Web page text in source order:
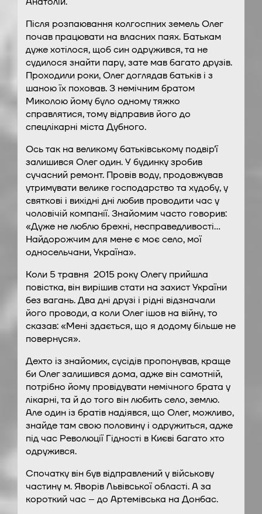
Після розпаювання колгоспних земель Олег
почав працювати на власних паях. Батькам
дуже хотілося, щоб син одружився, та не
судилося знайти пару, зате мав багато друзів.
Проходили роки, Олег доглядав батьків і з
шаною їх поховав. З немічним братом
Миколою йому було одному тяжко
справлятися, тому відправив його до
спецлікарні міста Дубного.
Ось так на великому батьківському подвір’ї
залишився Олег один. У будинку зробив
сучасний ремонт. Провів воду, продовжував
утримувати велике господарство та худобу, у
святкові і вихідні дні любив проводити час у
чоловічій компанії. Знайомим часто говорив:
«Дуже не люблю брехні, несправедливості…
Найдорожчим для мене є моє село, мої
односельчани, Україна».
Коли 5 травня 2015 року Олегу прийшла
повістка, він вирішив стати на захист України
без вагань. Два дні друзі і рідні відзначали
його проводи, а коли Олег ішов на війну, то
сказав: «Мені здається, що я додому більше не
повернуся».
Дехто із знайомих, сусідів пропонував, краще
би Олег залишився дома, адже він самотній,
потрібно йому провідувати немічного брата у
лікарні, та й до того він любить село, землю.
Але один із братів надіявся, що Олег, можливо,
знайде там свою половину і одружиться, адже
під час Революції Гідності в Києві багато хто
одружився.
Спочатку він був відправлений у військову
частину м. Яворів Львівської області. А за
короткий час – до Артемівська на Донбас.